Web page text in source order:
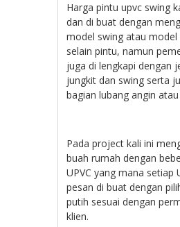
Harga pintu upvc swing
dan di buat dengan
model swing atau model
selain pintu, namun
juga di lengkapi dengan
jungkit dan swing serta
bagian lubang angin
Pada project kali ini
buah rumah dengan
UPVC yang mana setiap
pesan di buat dengan
putih sesuai dengan
klien.